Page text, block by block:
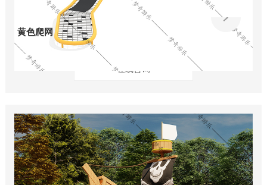
黄色爬网
在线咨询